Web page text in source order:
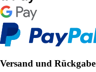
Versand und Rückgabe